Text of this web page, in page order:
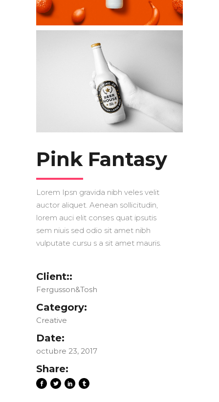
Pink Fantasy
Lorem Ipsn gravida nibh veles velit
auctor aliquet. Aenean sollicitudin,
lorem auci elit conses quat ipsutis
sem niuis sed odio sit amet nibh
vulputate cursu s a sit amet mauris.
Client::
Fergusson&Tosh
Category:
Creative
Date:
octubre 23, 2017
Share: